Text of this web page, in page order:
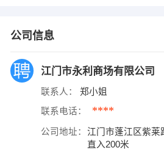
公司信息
江门市永利商场有限公司
联系人： 郑小姐
联系电话： ****
公司地址：
江门市蓬江区紫莱
直入200米